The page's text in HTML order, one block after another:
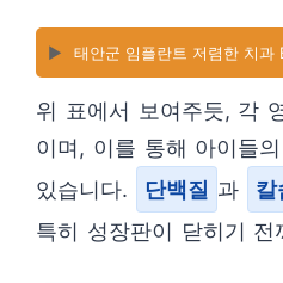
▶️ 태안군 임플란트 저렴한 치과
위 표에서 보여주듯, 각
이며, 이를 통해 아이들
있습니다.
단백질 과 칼
특히 성장판이 닫히기